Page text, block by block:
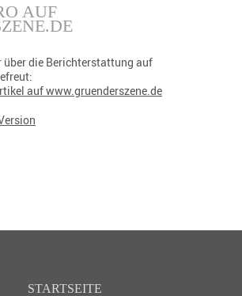
AUF
über die Berichterstattung auf
auf www.gruenderszene.de
STARTSEITE